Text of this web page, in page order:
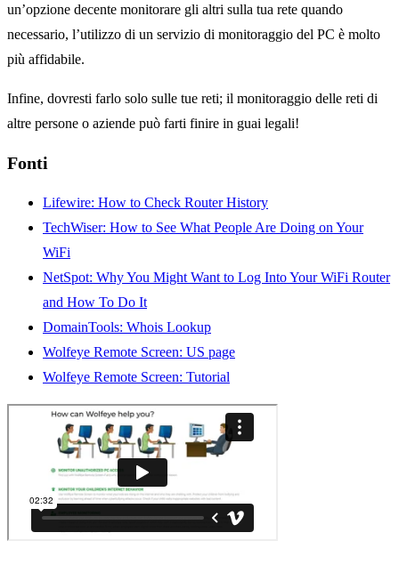
un’opzione decente monitorare gli altri sulla tua rete quando
necessario, l’utilizzo di un servizio di monitoraggio del PC è molto
più affidabile.
Infine, dovresti farlo solo sulle tue reti; il monitoraggio delle reti di
altre persone o aziende può farti finire in guai legali!
Fonti
Lifewire: How to Check Router History
TechWiser: How to See What People Are Doing on Your
WiFi
NetSpot: Why You Might Want to Log Into Your WiFi Router
and How To Do It
DomainTools: Whois Lookup
Wolfeye Remote Screen: US page
Wolfeye Remote Screen: Tutorial